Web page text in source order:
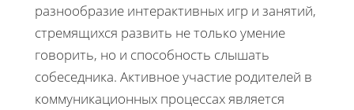
разнообразие интерактивных игр и занятий,
стремящихся развить не только умение
говорить, но и способность слышать
собеседника. Активное участие родителей в
коммуникационных процессах является